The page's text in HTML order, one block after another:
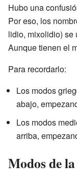
Hubo una
Por eso, los
lidio, mixolidio) se
Aunque tienen el
Para recordarlo:
Los modos
abajo,
Los modos
arriba,
Modos de